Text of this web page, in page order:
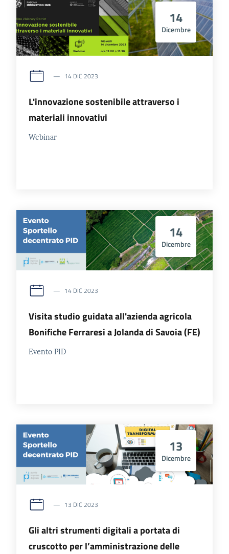
14
Dicembre
14 DIC 2023
L'innovazione sostenibile attraverso i
materiali innovativi
Webinar
14
Dicembre
14 DIC 2023
Visita studio guidata all'azienda agricola
Bonifiche Ferraresi a Jolanda di Savoia (FE)
Evento PID
13
Dicembre
13 DIC 2023
Gli altri strumenti digitali a portata di
cruscotto per l’amministrazione delle